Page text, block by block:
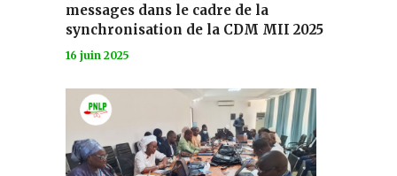
messages dans le cadre de la
synchronisation de la CDM MII 2025
16 juin 2025